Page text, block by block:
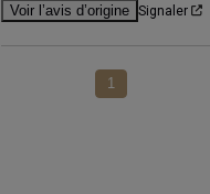
Voir l’avis d’origine Signaler
1